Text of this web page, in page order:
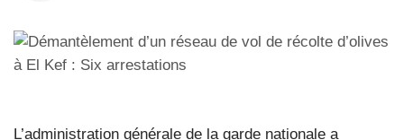
L’administration générale de la garde nationale a